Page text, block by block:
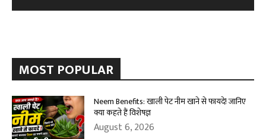
MOST POPULAR
Neem Benefits: खाली पेट नीम खाने से फायदे! जानिए
क्या कहते हैं विशेषज्ञ
August 6, 2026